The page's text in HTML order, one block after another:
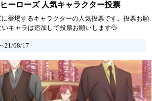
ーローズ 人気キャラクター投票
登場するキャラクターの人気投票です。投票お願
キャラは追加して投票お願いします💦
21/08/17